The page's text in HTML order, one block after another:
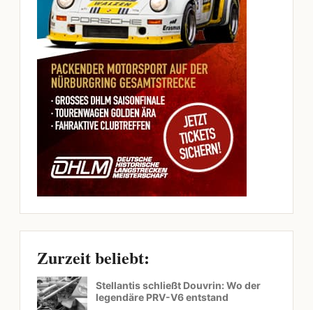
Zurzeit beliebt:
Stellantis schließt Douvrin: Wo der
legendäre PRV-V6 entstand